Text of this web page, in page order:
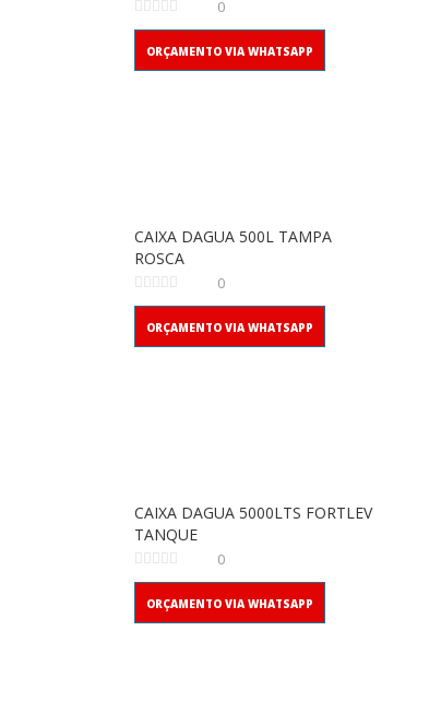
0
ORÇAMENTO VIA WHATSAPP
CAIXA DAGUA 500L TAMPA
ROSCA
0
ORÇAMENTO VIA WHATSAPP
CAIXA DAGUA 5000LTS FORTLEV
TANQUE
0
ORÇAMENTO VIA WHATSAPP